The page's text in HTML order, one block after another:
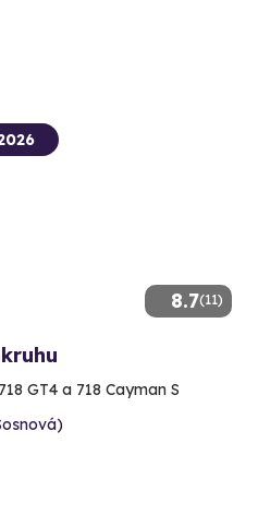
8.7(11)
GT4 a 718 Cayman S